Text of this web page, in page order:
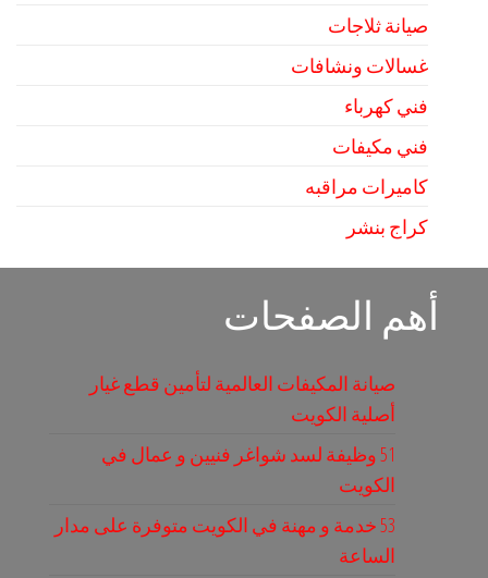
صيانة ثلاجات
غسالات ونشافات
فني كهرباء
فني مكيفات
كاميرات مراقبه
كراج بنشر
أهم الصفحات
صيانة المكيفات العالمية لتأمين قطع غيار
أصلية الكويت
51 وظيفة لسد شواغر فنيين و عمال في
الكويت
53 خدمة و مهنة في الكويت متوفرة على مدار
الساعة